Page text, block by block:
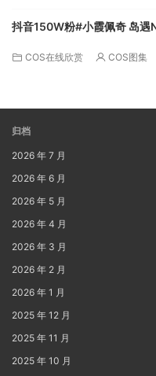
抖音150W粉#小霞佩奇 岛
COS在线欣赏 COS图集
归档
2026 年 7 月
2026 年 6 月
2026 年 5 月
2026 年 4 月
2026 年 3 月
2026 年 2 月
2026 年 1 月
2025 年 12 月
2025 年 11 月
2025 年 10 月